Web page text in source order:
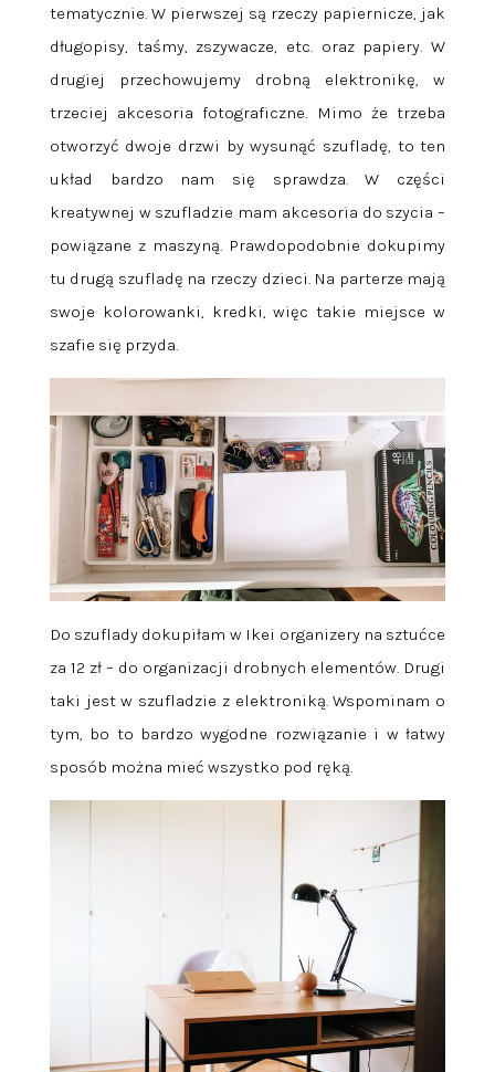
tematycznie. W pierwszej są rzeczy papiernicze, jak
długopisy, taśmy, zszywacze, etc. oraz papiery. W
drugiej przechowujemy drobną elektronikę, w
trzeciej akcesoria fotograficzne. Mimo że trzeba
otworzyć dwoje drzwi by wysunąć szufladę, to ten
układ bardzo nam się sprawdza. W części
kreatywnej w szufladzie mam akcesoria do szycia –
powiązane z maszyną. Prawdopodobnie dokupimy
tu drugą szufladę na rzeczy dzieci. Na parterze mają
swoje kolorowanki, kredki, więc takie miejsce w
szafie się przyda.
Do szuflady dokupiłam w Ikei organizery na sztućce
za 12 zł – do organizacji drobnych elementów. Drugi
taki jest w szufladzie z elektroniką. Wspominam o
tym, bo to bardzo wygodne rozwiązanie i w łatwy
sposób można mieć wszystko pod ręką.